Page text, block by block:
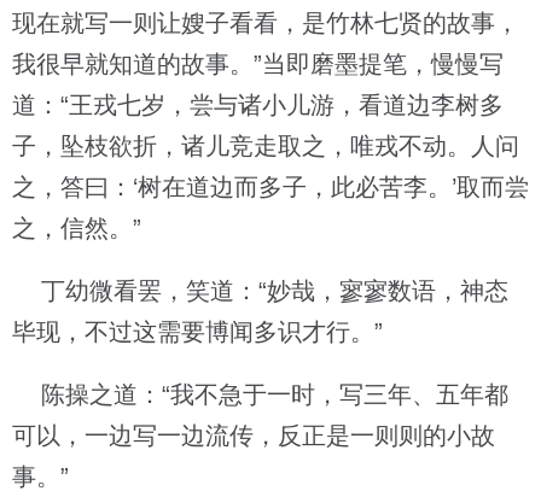
现在就写一则让嫂子看看，是竹林七贤的故事，
我很早就知道的故事。”当即磨墨提笔，慢慢写
道：“王戎七岁，尝与诸小儿游，看道边李树多
子，坠枝欲折，诸儿竞走取之，唯戎不动。人问
之，答曰：‘树在道边而多子，此必苦李。’取而尝
之，信然。”
丁幼微看罢，笑道：“妙哉，寥寥数语，神态
毕现，不过这需要博闻多识才行。”
陈操之道：“我不急于一时，写三年、五年都
可以，一边写一边流传，反正是一则则的小故
事。”